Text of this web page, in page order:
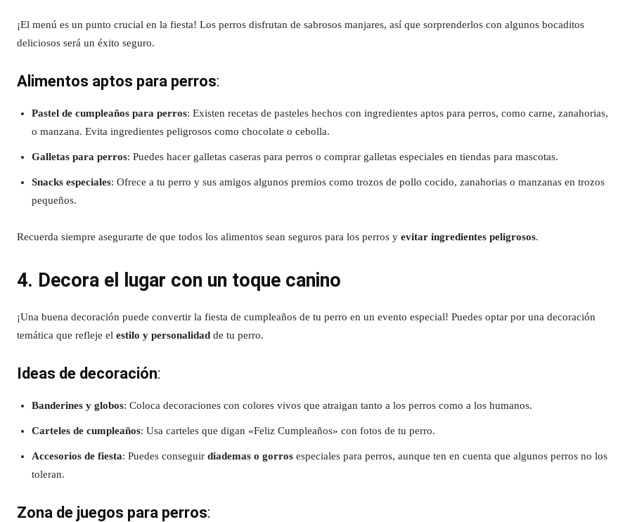
¡El menú es un punto crucial en la fiesta! Los perros disfrutan de sabrosos manjares, así que sorprenderlos con algunos bocaditos
deliciosos será un éxito seguro.
Alimentos aptos para perros:
Pastel de cumpleaños para perros: Existen recetas de pasteles hechos con ingredientes aptos para perros, como carne, zanahorias,
o manzana. Evita ingredientes peligrosos como chocolate o cebolla.
Galletas para perros: Puedes hacer galletas caseras para perros o comprar galletas especiales en tiendas para mascotas.
Snacks especiales: Ofrece a tu perro y sus amigos algunos premios como trozos de pollo cocido, zanahorias o manzanas en trozos
pequeños.
Recuerda siempre asegurarte de que todos los alimentos sean seguros para los perros y evitar ingredientes peligrosos.
4. Decora el lugar con un toque canino
¡Una buena decoración puede convertir la fiesta de cumpleaños de tu perro en un evento especial! Puedes optar por una decoración
temática que refleje el estilo y personalidad de tu perro.
Ideas de decoración:
Banderines y globos: Coloca decoraciones con colores vivos que atraigan tanto a los perros como a los humanos.
Carteles de cumpleaños: Usa carteles que digan «Feliz Cumpleaños» con fotos de tu perro.
Accesorios de fiesta: Puedes conseguir diademas o gorros especiales para perros, aunque ten en cuenta que algunos perros no los
toleran.
Zona de juegos para perros: